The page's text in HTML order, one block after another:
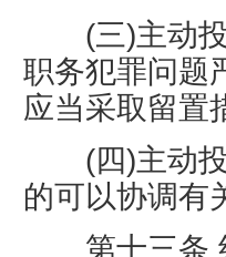
(三)主动
职务犯罪问题
应当采取留置
(四)主动
的可以协调有
第十三条